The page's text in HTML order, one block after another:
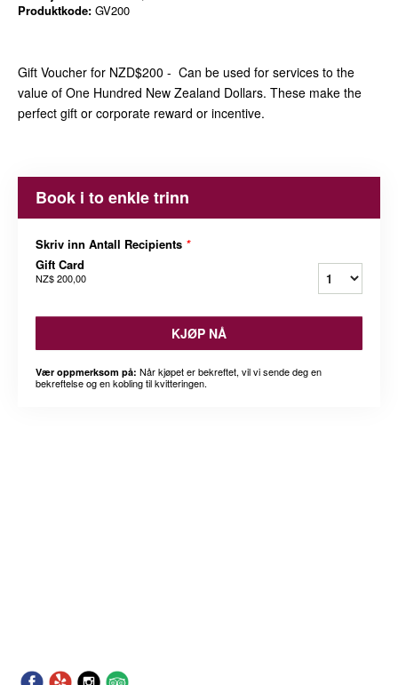
Produktkode: GV200
Gift Voucher for NZD$200 - Can be used for services to the
value of One Hundred New Zealand Dollars. These make the
perfect gift or corporate reward or incentive.
Book i to enkle trinn
Skriv inn Antall Recipients *
Gift Card
NZ$ 200,00
KJØP NÅ
Vær oppmerksom på: Når kjøpet er bekreftet, vil vi sende deg en
bekreftelse og en kobling til kvitteringen.